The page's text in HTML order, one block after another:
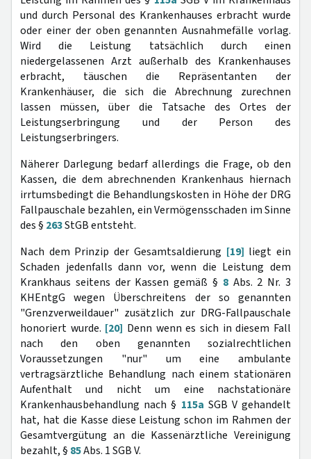
und durch Personal des Krankenhauses erbracht wurde
oder einer der oben genannten Ausnahmefälle vorlag.
Wird die Leistung tatsächlich durch einen
niedergelassenen Arzt außerhalb des Krankenhauses
erbracht, täuschen die Repräsentanten der
Krankenhäuser, die sich die Abrechnung zurechnen
lassen müssen, über die Tatsache des Ortes der
Leistungserbringung und der Person des
Leistungserbringers.
Näherer Darlegung bedarf allerdings die Frage, ob den
Kassen, die dem abrechnenden Krankenhaus hiernach
irrtumsbedingt die Behandlungskosten in Höhe der DRG
Fallpauschale bezahlen, ein Vermögensschaden im Sinne
des § 263StGB entsteht.
Nach dem Prinzip der Gesamtsaldierung [19] liegt ein
Schaden jedenfalls dann vor, wenn die Leistung dem
Krankhaus seitens der Kassen gemäß § 8Abs. 2 Nr. 3
KHEntgG wegen Überschreitens der so genannten
"Grenzverweildauer" zusätzlich zur DRG-Fallpauschale
honoriert wurde. [20] Denn wenn es sich in diesem Fall
nach den oben genannten sozialrechtlichen
Voraussetzungen "nur" um eine ambulante
vertragsärztliche Behandlung nach einem stationären
Aufenthalt und nicht um eine nachstationäre
Krankenhausbehandlung nach § 115a SGB V gehandelt
hat, hat die Kasse diese Leistung schon im Rahmen der
Gesamtvergütung an die Kassenärztliche Vereinigung
bezahlt, § 85Abs. 1 SGB V.